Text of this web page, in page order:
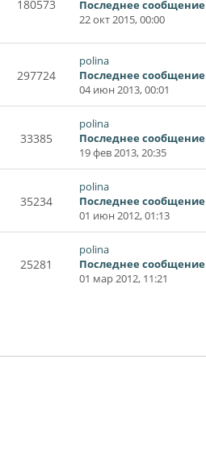
180573
Последнее сообщение
22 окт 2015, 00:00
297724
polina
Последнее сообщение
04 июн 2013, 00:01
33385
polina
Последнее сообщение
19 фев 2013, 20:35
35234
polina
Последнее сообщение
01 июн 2012, 01:13
25281
polina
Последнее сообщение
01 мар 2012, 11:21